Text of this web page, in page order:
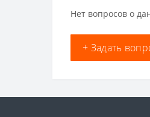
Нет вопросов о
+ Задать